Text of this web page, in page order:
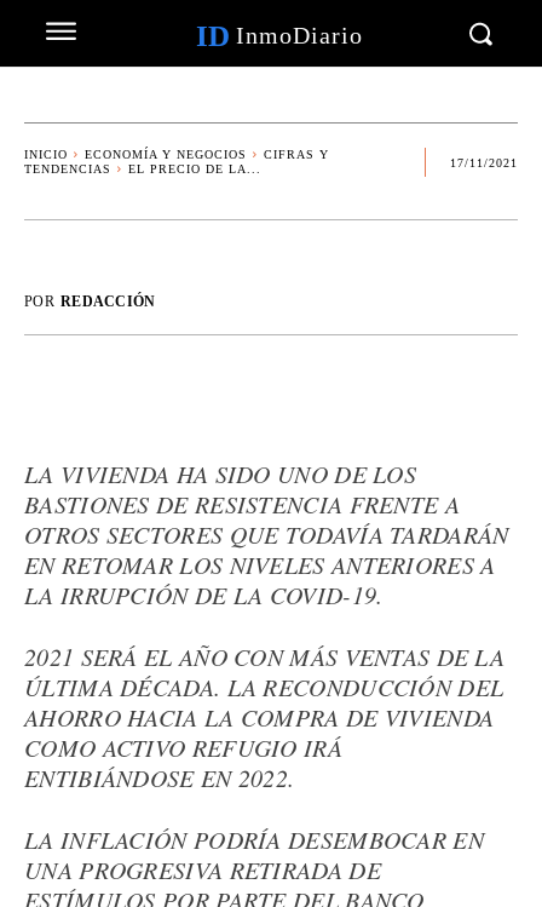
ID InmoDiario
INICIO ECONOMÍA Y NEGOCIOS
CIFRAS Y
TENDENCIAS
EL PRECIO DE LA...
17/11/2021
POR REDACCIÓN
LA VIVIENDA HA SIDO UNO DE LOS
BASTIONES DE RESISTENCIA FRENTE A
OTROS SECTORES QUE TODAVÍA TARDARÁN
EN RETOMAR LOS NIVELES ANTERIORES A
LA IRRUPCIÓN DE LA COVID-19.
2021 SERÁ EL AÑO CON MÁS VENTAS DE LA
ÚLTIMA DÉCADA. LA RECONDUCCIÓN DEL
AHORRO HACIA LA COMPRA DE VIVIENDA
COMO ACTIVO REFUGIO IRÁ
ENTIBIÁNDOSE EN 2022.
LA INFLACIÓN PODRÍA DESEMBOCAR EN
UNA PROGRESIVA RETIRADA DE
ESTÍMULOS POR PARTE DEL BANCO